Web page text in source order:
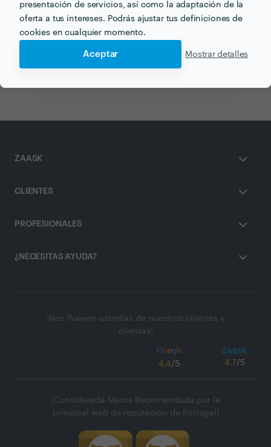
presentación de servicios, así como la adaptación de la
oferta a tus intereses. Podrás ajustar tus definiciones de
cookies en cualquier momento.
Aceptar Mostrar detalles
Portero de Edificio en santa-cruz-de-tenerife
Limpieza del Hogar en santa-cruz-de-tenerife
Administración de Comunidades en santa-cruz-de-
ZAASK
CLIENTES
PROFESIONALES
¿NECESITAS AYUDA?
¡Nos llueven estrellas de nuestros clientes y
clientas!
4.4/5 4.7/5
¡Considerada Marca Recomendada por la
principal web de reputación de Portugal!